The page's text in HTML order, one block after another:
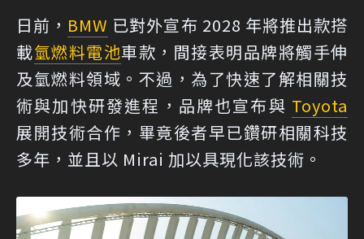
日前， BMW 已對外宣布 2028 年將推出款搭
載氫燃料電池車款，間接表明品牌將觸手伸
及氫燃料領域。不過，為了快速了解相關技
術與加快研發進程，品牌也宣布與 Toyota
展開技術合作，畢竟後者早已鑽研相關科技
多年，並且以 Mirai 加以具現化該技術。